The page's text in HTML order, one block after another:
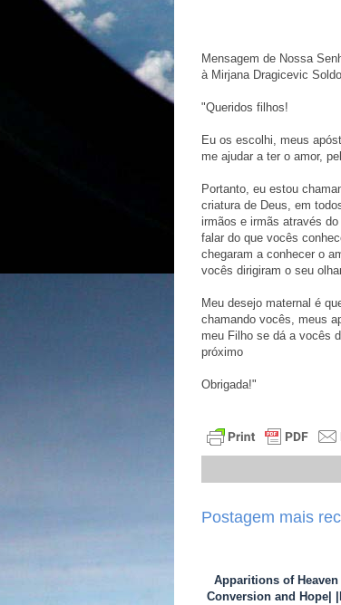
Mensagem de Nossa
à Mirjana Dragicevic
"Queridos filhos!
Eu os escolhi, meus
me ajudar a ter o amor,
Portanto, eu estou
criatura de Deus, em
irmãos e irmãs através
falar do que vocês
chegaram a conhecer o
vocês dirigiram o seu
Meu desejo maternal é
chamando vocês, meus
meu Filho se dá a vocês
próximo
Obrigada!"
Postagem mais
Apparitions of
Conversion and Hope|